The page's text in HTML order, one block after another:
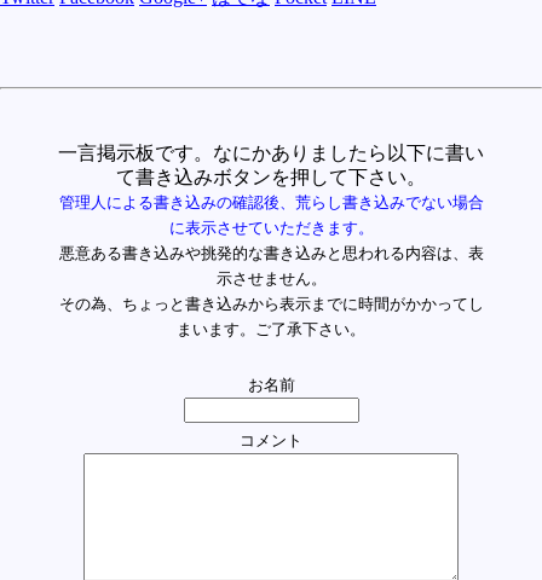
一言掲示板です。なにかありましたら以下に書い
て書き込みボタンを押して下さい。
管理人による書き込みの確認後、荒らし書き込みでない場合
に表示させていただきます。
悪意ある書き込みや挑発的な書き込みと思われる内容は、表
示させません。
その為、ちょっと書き込みから表示までに時間がかかってし
まいます。ご了承下さい。
お名前
コメント